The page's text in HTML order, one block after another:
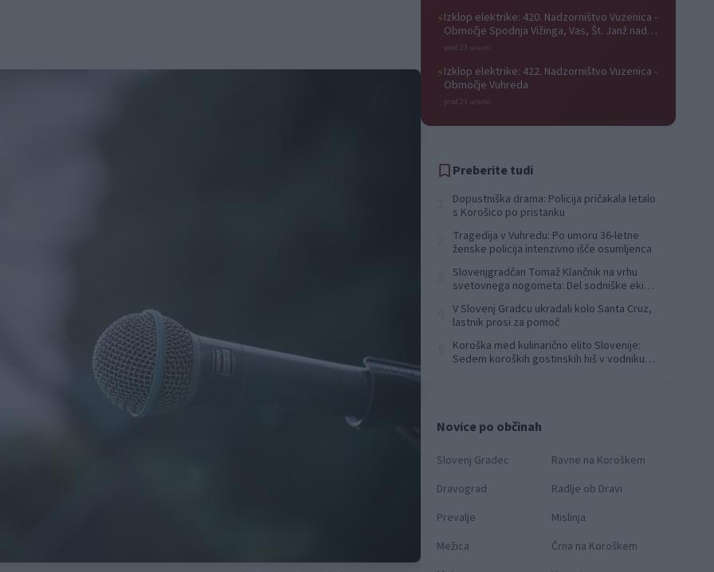
⚡Izklop elektrike: 420. Nadzorništvo Vuzenica -
Območje Spodnja Vižinga, Vas, Št. Janž nad
Radljami, Suhi Vrh, Dobrava
pred 23 urami
⚡Izklop elektrike: 422. Nadzorništvo Vuzenica -
Območje Vuhreda
pred 23 urami
Preberite tudi
Dopustniška drama: Policija pričakala letalo
s Korošico po pristanku
Tragedija v Vuhredu: Po umoru 36-letne
ženske policija intenzivno išče osumljenca
Slovenjgradčan Tomaž Klančnik na vrhu
svetovnega nogometa: Del sodniške ekipe
V Slovenj Gradcu ukradali kolo Santa Cruz,
lastnik prosi za pomoč
Koroška med kulinarično elito Slovenije:
Sedem koroških gostinskih hiš v vodniku
Novice po občinah
Slovenj Gradec
Ravne na Koroškem
Dravograd
Radlje ob Dravi
Prevalje
Mislinja
Mežica
Črna na Koroškem